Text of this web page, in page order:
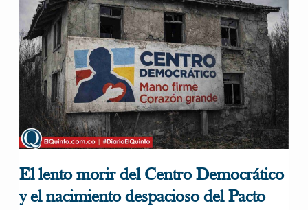
El lento morir del Centro Democrático
y el nacimiento despacioso del Pacto